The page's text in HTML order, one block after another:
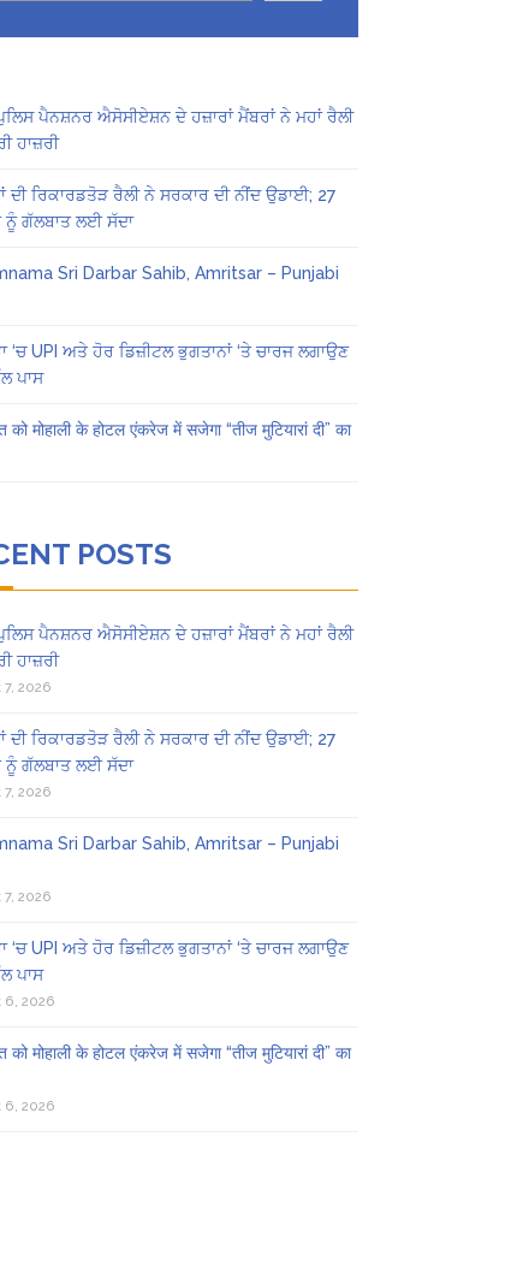
ਪੈਨਸ਼ਨਰ ਐਸੋਸੀਏਸ਼ਨ ਦੇ ਹਜ਼ਾਰਾਂ ਮੈਂਬਰਾਂ ਨੇ ਮਹਾਂ ਰੈਲੀ
ਹਾਜ਼ਰੀ
ਦੀ ਰਿਕਾਰਡਤੋੜ ਰੈਲੀ ਨੇ ਸਰਕਾਰ ਦੀ ਨੀਂਦ ਉਡਾਈ; 27
ਗੱਲਬਾਤ ਲਈ ਸੱਦਾ
Sri Darbar Sahib, Amritsar – Punjabi
‘ਚ UPI ਅਤੇ ਹੋਰ ਡਿਜ਼ੀਟਲ ਭੁਗਤਾਨਾਂ ‘ਤੇ ਚਾਰਜ ਲਗਾਉਣ
ਪਾਸ
मोहाली के होटल एंकरेज में सजेगा “तीज मुटियारां दी” का
POSTS
ਪੈਨਸ਼ਨਰ ਐਸੋਸੀਏਸ਼ਨ ਦੇ ਹਜ਼ਾਰਾਂ ਮੈਂਬਰਾਂ ਨੇ ਮਹਾਂ ਰੈਲੀ
ਹਾਜ਼ਰੀ
2026
ਦੀ ਰਿਕਾਰਡਤੋੜ ਰੈਲੀ ਨੇ ਸਰਕਾਰ ਦੀ ਨੀਂਦ ਉਡਾਈ; 27
ਗੱਲਬਾਤ ਲਈ ਸੱਦਾ
2026
Sri Darbar Sahib, Amritsar – Punjabi
2026
‘ਚ UPI ਅਤੇ ਹੋਰ ਡਿਜ਼ੀਟਲ ਭੁਗਤਾਨਾਂ ‘ਤੇ ਚਾਰਜ ਲਗਾਉਣ
ਪਾਸ
6, 2026
मोहाली के होटल एंकरेज में सजेगा “तीज मुटियारां दी” का
6, 2026